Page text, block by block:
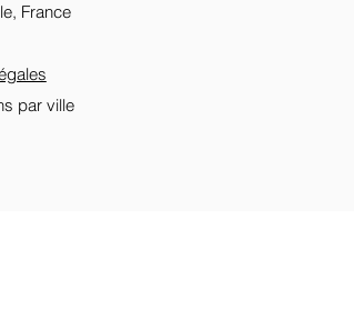
France
par ville